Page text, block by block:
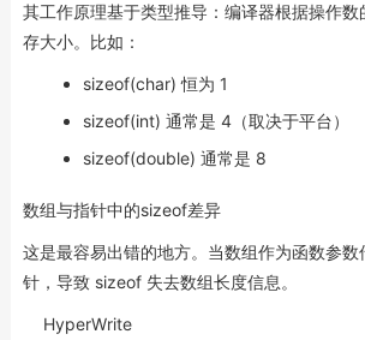
其工作原理基于类型推导：编译器根据操作数
存大小。比如：
sizeof(char) 恒为 1
sizeof(int) 通常是 4（取决于平台）
sizeof(double) 通常是 8
数组与指针中的sizeof差异
这是最容易出错的地方。当数组作为函数参
针，导致 sizeof 失去数组长度信息。
HyperWrite